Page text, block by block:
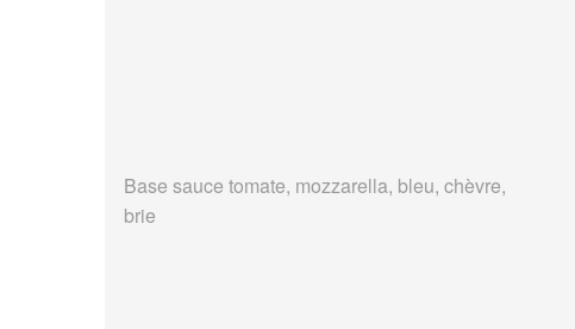
Base sauce tomate, mozzarella, bleu, chèvre,
brie